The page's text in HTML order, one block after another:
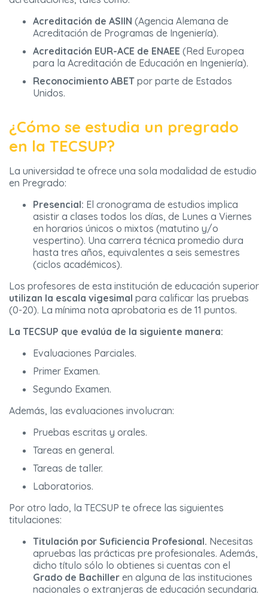
Acreditación de ASIIN (Agencia Alemana de
Acreditación de Programas de Ingeniería).
Acreditación EUR-ACE de ENAEE (Red Europea
para la Acreditación de Educación en Ingeniería).
Reconocimiento ABET por parte de Estados
Unidos.
¿Cómo se estudia un pregrado
en la TECSUP?
La universidad te ofrece una sola modalidad de estudio
en Pregrado:
Presencial: El cronograma de estudios implica
asistir a clases todos los días, de Lunes a Viernes
en horarios únicos o mixtos (matutino y/o
vespertino). Una carrera técnica promedio dura
hasta tres años, equivalentes a seis semestres
(ciclos académicos).
Los profesores de esta institución de educación superior
utilizan la escala vigesimal para calificar las pruebas
(0-20). La mínima nota aprobatoria es de 11 puntos.
La TECSUP que evalúa de la siguiente manera:
Evaluaciones Parciales.
Primer Examen.
Segundo Examen.
Además, las evaluaciones involucran:
Pruebas escritas y orales.
Tareas en general.
Tareas de taller.
Laboratorios.
Por otro lado, la TECSUP te ofrece las siguientes
titulaciones:
Titulación por Suficiencia Profesional. Necesitas
apruebas las prácticas pre profesionales. Además,
dicho título sólo lo obtienes si cuentas con el
Grado de Bachiller en alguna de las instituciones
nacionales o extranjeras de educación secundaria.